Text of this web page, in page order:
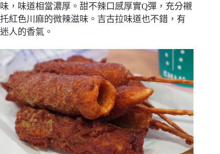
味，味道相當濃厚。甜不辣口感厚實Q彈，充分襯
托紅色川麻的微辣滋味。吉古拉味道也不錯，有
迷人的香氣。